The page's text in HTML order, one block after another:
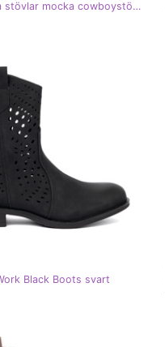
Seastar Svarta stövlar mocka cowboystövlar
Black Boots svart